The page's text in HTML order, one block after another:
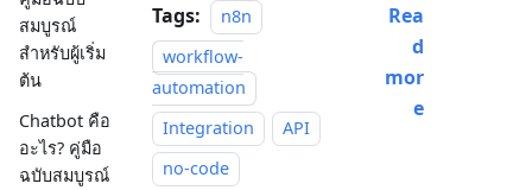
สมบูรณ์
สำหรับผู้เริ่ม
ต้น
Chatbot คือ
อะไร? คู่มือ
ฉบับสมบูรณ์
Tags:
n8n
workflow-
automation
Integration
API
no-code
Rea
d
mor
e